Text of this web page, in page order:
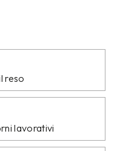
reso
lavorativi